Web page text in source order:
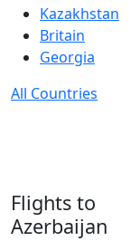
Kazakhstan
Britain
Georgia
All Countries
Flights to
Azerbaijan